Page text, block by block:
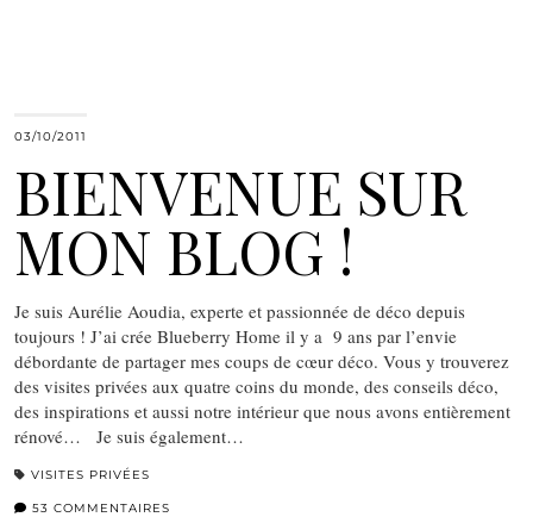
03/10/2011
BIENVENUE SUR
MON BLOG !
Je suis Aurélie Aoudia, experte et passionnée de déco depuis
toujours ! J’ai crée Blueberry Home il y a 9 ans par l’envie
débordante de partager mes coups de cœur déco. Vous y trouverez
des visites privées aux quatre coins du monde, des conseils déco,
des inspirations et aussi notre intérieur que nous avons entièrement
rénové… Je suis également…
VISITES PRIVÉES
53 COMMENTAIRES